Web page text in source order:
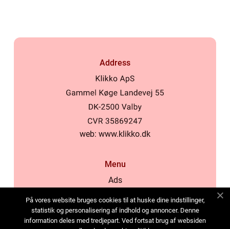
Address
web: www.klikko.dk
Menu
Ads
Cookies
Contact
På vores website bruges cookies til at huske dine indstillinger,
statistik og personalisering af indhold og annoncer. Denne
information deles med tredjepart. Ved fortsat brug af websiden